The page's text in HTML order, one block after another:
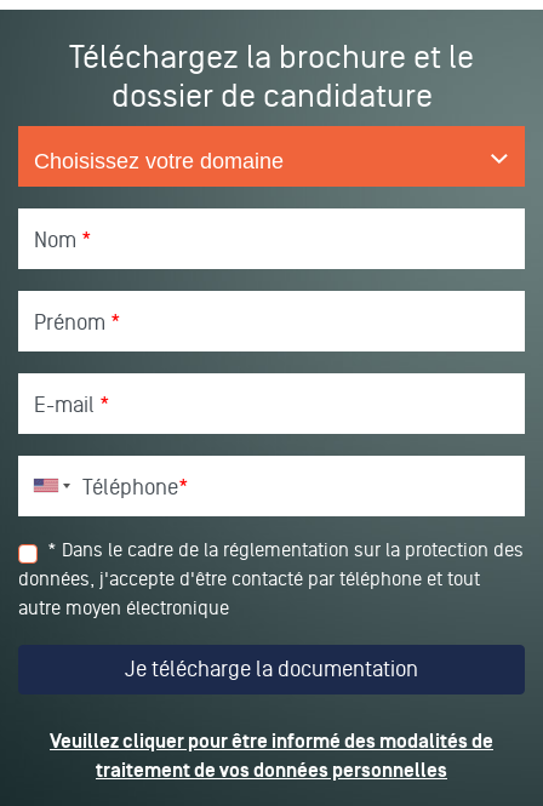
Téléchargez la brochure et le
dossier de candidature
Nom *
Prénom *
E-mail *
Téléphone*
* Dans le cadre de la réglementation sur la protection des
données, j'accepte d'être contacté par téléphone et tout
autre moyen électronique
Veuillez cliquer pour être informé des modalités de
traitement de vos données personnelles